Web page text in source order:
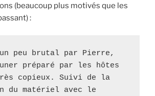
(beaucoup plus motivés que les
:
peu brutal par Pierre,
préparé par les hôtes
copieux. Suivi de la
du matériel avec le